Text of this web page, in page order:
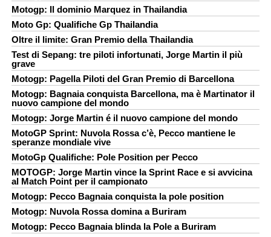
Motogp: Il dominio Marquez in Thailandia
Moto Gp: Qualifiche Gp Thailandia
Oltre il limite: Gran Premio della Thailandia
Test di Sepang: tre piloti infortunati, Jorge Martin il più
grave
Motogp: Pagella Piloti del Gran Premio di Barcellona
Motogp: Bagnaia conquista Barcellona, ma è Martinator il
nuovo campione del mondo
Motogp: Jorge Martin é il nuovo campione del mondo
MotoGP Sprint: Nuvola Rossa c’è, Pecco mantiene le
speranze mondiale vive
MotoGp Qualifiche: Pole Position per Pecco
MOTOGP: Jorge Martin vince la Sprint Race e si avvicina
al Match Point per il campionato
Motogp: Pecco Bagnaia conquista la pole position
Motogp: Nuvola Rossa domina a Buriram
Motogp: Pecco Bagnaia blinda la Pole a Buriram